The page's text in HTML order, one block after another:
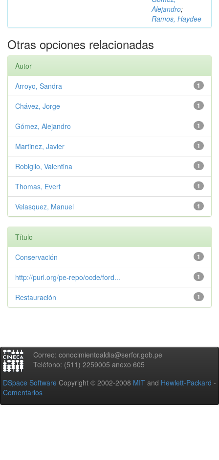
Alejandro;
Ramos, Haydee
Otras opciones relacionadas
Autor
1
Arroyo, Sandra
1
Chávez, Jorge
1
Gómez, Alejandro
1
Martinez, Javier
1
Robiglio, Valentina
1
Thomas, Evert
1
Velasquez, Manuel
Título
1
Conservación
1
http://purl.org/pe-repo/ocde/ford...
1
Restauración
Correo: conocimientoaldia@serfor.gob.pe
Teléfono: (511) 2259005 anexo 605
DSpace Software Copyright © 2002-2008 MIT and Hewlett-Packard -
Comentarios